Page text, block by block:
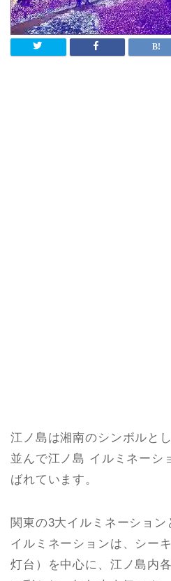
江ノ島は湘南のシンボルと
並んで江ノ島 イルミネーシ
ばれています。
関東の3大イルミネーショ
イルミネーションは、シー
灯台）を中心に、江ノ島内